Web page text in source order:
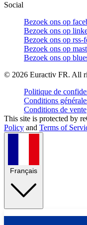
Social
Bezoek ons op
Bezoek ons op
Bezoek ons op rss-
Bezoek ons op
Bezoek ons op
© 2026 Euractiv FR. All
Politique de
Conditions
Conditions de vente
This site is protected by
Policy and Terms of
Français